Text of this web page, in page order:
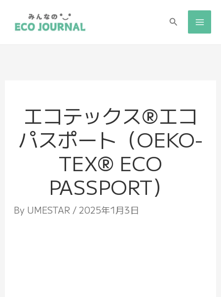
検
エコテックス®エコ
パスポート（OEKO-
TEX® ECO
PASSPORT）
By UMESTAR / 2025年1月3日